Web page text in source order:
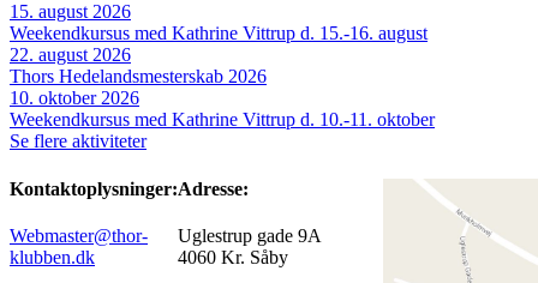
15. august 2026
Weekendkursus med Kathrine Vittrup d. 15.-16. august
22. august 2026
Thors Hedelandsmesterskab 2026
10. oktober 2026
Weekendkursus med Kathrine Vittrup d. 10.-11. oktober
Se flere aktiviteter
Kontaktoplysninger:
Webmaster@thor-
klubben.dk
Adresse:
Uglestrup gade 9A
4060 Kr. Såby